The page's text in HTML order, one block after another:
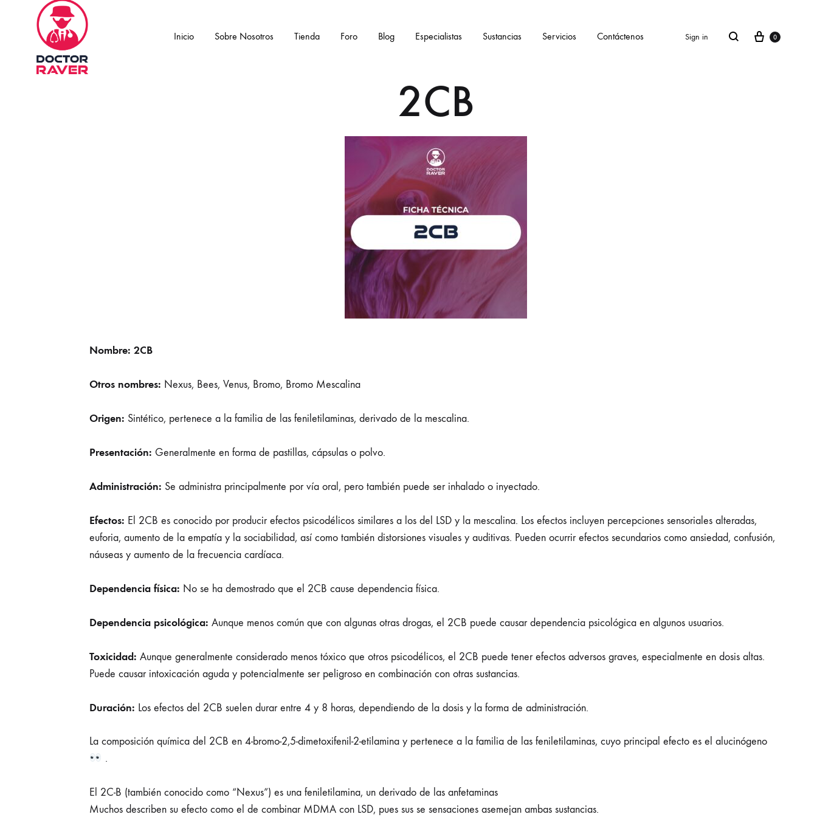
Inicio Sobre Nosotros Tienda Foro Blog Especialistas Sustancias Servicios Contáctenos Sign in 0
2CB
Nombre: 2CB
Otros nombres: Nexus, Bees, Venus, Bromo, Bromo Mescalina
Origen: Sintético, pertenece a la familia de las feniletilaminas, derivado de la mescalina.
Presentación: Generalmente en forma de pastillas, cápsulas o polvo.
Administración: Se administra principalmente por vía oral, pero también puede ser inhalado o inyectado.
Efectos: El 2CB es conocido por producir efectos psicodélicos similares a los del LSD y la mescalina. Los efectos incluyen percepciones sensoriales alteradas,
euforia, aumento de la empatía y la sociabilidad, así como también distorsiones visuales y auditivas. Pueden ocurrir efectos secundarios como ansiedad, confusión,
náuseas y aumento de la frecuencia cardíaca.
Dependencia física: No se ha demostrado que el 2CB cause dependencia física.
Dependencia psicológica: Aunque menos común que con algunas otras drogas, el 2CB puede causar dependencia psicológica en algunos usuarios.
Toxicidad: Aunque generalmente considerado menos tóxico que otros psicodélicos, el 2CB puede tener efectos adversos graves, especialmente en dosis altas.
Puede causar intoxicación aguda y potencialmente ser peligroso en combinación con otras sustancias.
Duración: Los efectos del 2CB suelen durar entre 4 y 8 horas, dependiendo de la dosis y la forma de administración.
La composición química del 2CB en 4-bromo-2,5-dimetoxifenil-2-etilamina y pertenece a la familia de las feniletilaminas, cuyo principal efecto es el alucinógeno
.
El 2C-B (también conocido como “Nexus”) es una feniletilamina, un derivado de las anfetaminas
Muchos describen su efecto como el de combinar MDMA con LSD, pues sus se sensaciones asemejan ambas sustancias.